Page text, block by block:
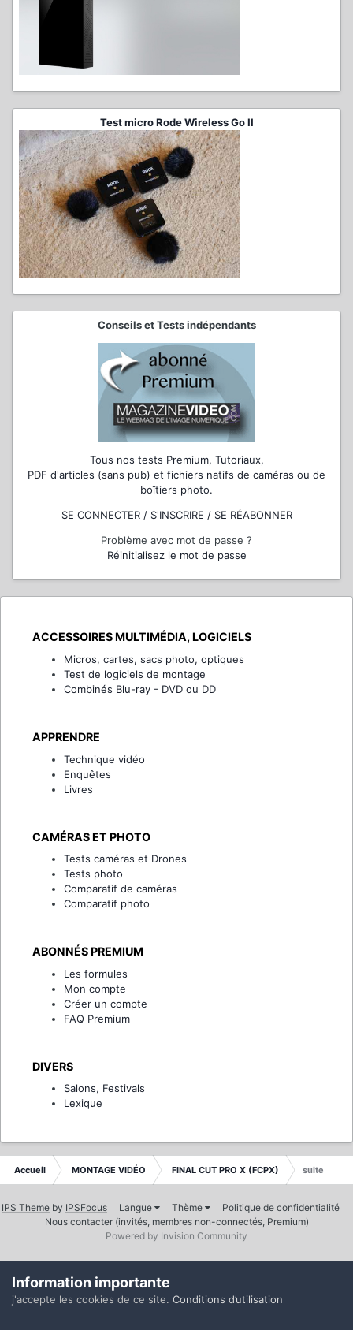
Test micro Rode Wireless Go II
Conseils et Tests indépendants
Tous nos tests Premium, Tutoriaux,
PDF d'articles (sans pub) et fichiers natifs de caméras ou de
boîtiers photo.
SE CONNECTER / S'INSCRIRE / SE RÉABONNER
Problème avec mot de passe ?
Réinitialisez le mot de passe
ACCESSOIRES MULTIMÉDIA, LOGICIELS
Micros, cartes, sacs photo, optiques
Test de logiciels de montage
Combinés Blu-ray - DVD ou DD
APPRENDRE
Technique vidéo
Enquêtes
Livres
CAMÉRAS ET PHOTO
Tests caméras et Drones
Tests photo
Comparatif de caméras
Comparatif photo
ABONNÉS PREMIUM
Les formules
Mon compte
Créer un compte
FAQ Premium
DIVERS
Salons, Festivals
Lexique
Accueil MONTAGE VIDÉO FINAL CUT PRO X (FCPX) suite
IPS Theme by IPSFocus Langue Thème
Politique de confidentialité
Nous contacter (invités, membres non-connectés, Premium)
Powered by Invision Community
Information importante
j'accepte les cookies de ce site. Conditions d’utilisation